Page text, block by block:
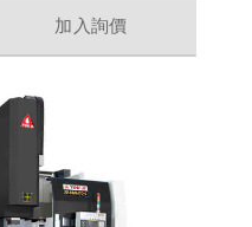
加入詢價